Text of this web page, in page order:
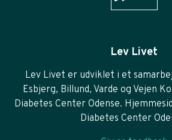
Lev Livet
Lev Livet er udviklet i et
Esbjerg, Billund, Varde og Vejen
Diabetes Center Odense.
Diabetes Center